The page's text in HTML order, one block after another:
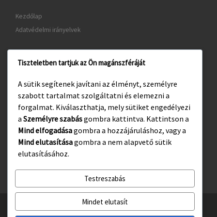
Kezdőlap
Adatvédelmi irányelvek
www.visitgyula.com
www.gyulakult.hu
Facebook Instagram
© 2026Gyulasport Nonprofit Kft.– All rights reserved
Tiszteletben tartjuk az Ön magánszféráját
A sütik segítenek javítani az élményt, személyre
szabott tartalmat szolgáltatni és elemezni a
forgalmat. Kiválaszthatja, mely sütiket engedélyezi
a Személyre szabásgombra kattintva. Kattintson a
Mind elfogadásagombra a hozzájáruláshoz, vagy a
Mind elutasításagombra a nem alapvető sütik
elutasításához.
Testreszabás
Mindet elutasít